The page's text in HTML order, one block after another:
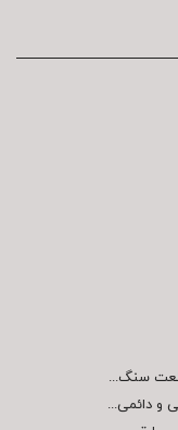
و دائمی...